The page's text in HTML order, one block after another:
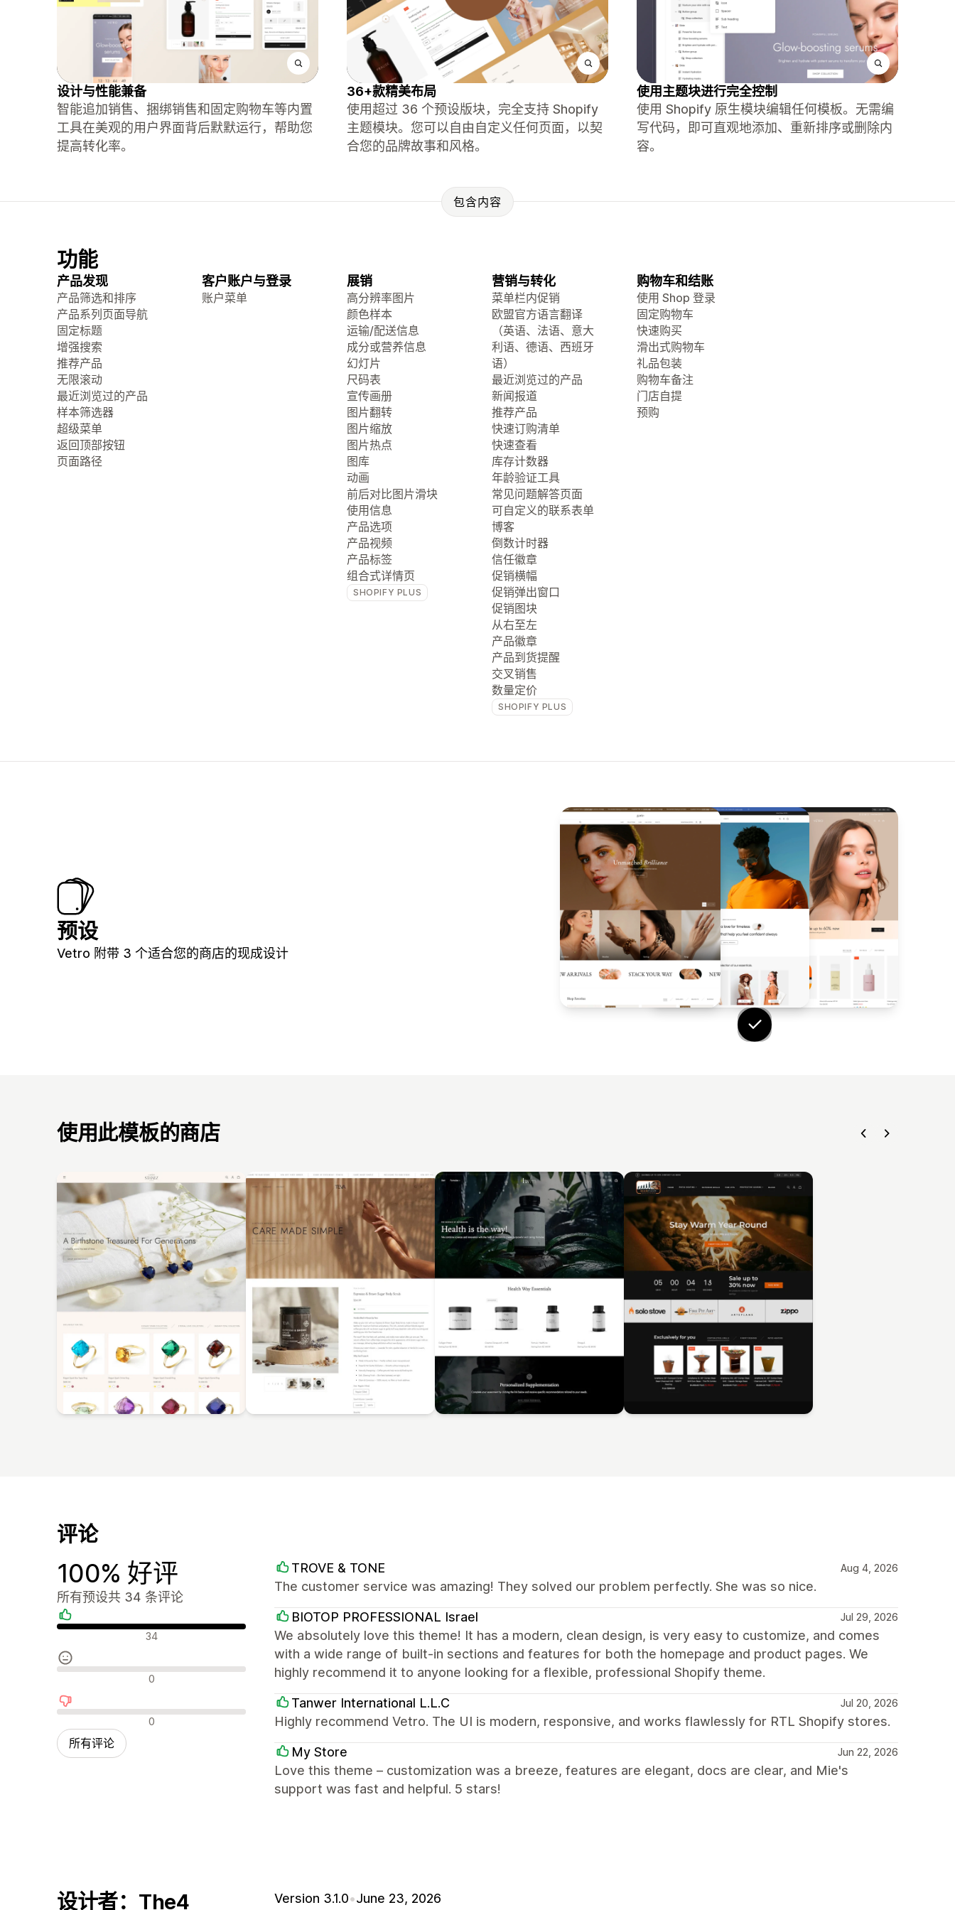
设计与性能兼备
智能追加销售、捆绑销售和固定购物车等内置
工具在美观的用户界面背后默默运行，帮助您
提高转化率。
36+款精美布局
使用超过 36 个预设版块，完全支持 Shopify
主题模块。您可以自由自定义任何页面，以契
合您的品牌故事和风格。
使用主题块进行完全控制
使用 Shopify 原生模块编辑任何模板。无需编
写代码，即可直观地添加、重新排序或删除内
容。
包含内容
功能
产品发现
产品筛选和排序
产品系列页面导航
固定标题
增强搜索
推荐产品
无限滚动
最近浏览过的产品
样本筛选器
超级菜单
返回顶部按钮
页面路径
客户账户与登录
账户菜单
展销
高分辨率图片
颜色样本
运输/配送信息
成分或营养信息
幻灯片
尺码表
宣传画册
图片翻转
图片缩放
图片热点
图库
动画
前后对比图片滑块
使用信息
产品选项
产品视频
产品标签
组合式详情页
SHOPIFY PLUS
营销与转化
菜单栏内促销
欧盟官方语言翻译
（英语、法语、意大
利语、德语、西班牙
语）
最近浏览过的产品
新闻报道
推荐产品
快速订购清单
快速查看
库存计数器
年龄验证工具
常见问题解答页面
可自定义的联系表单
博客
倒数计时器
信任徽章
促销横幅
促销弹出窗口
促销图块
从右至左
产品徽章
产品到货提醒
交叉销售
数量定价
SHOPIFY PLUS
购物车和结账
使用 Shop 登录
固定购物车
快速购买
滑出式购物车
礼品包装
购物车备注
门店自提
预购
预设
Vetro 附带 3 个适合您的商店的现成设计
使用此模板的商店
评论
100% 好评
所有预设共 34 条评论
好评 34
中评 0
差评 0
所有评论
TROVE & TONE Aug 4, 2026
The customer service was amazing! They solved our problem perfectly. She was so nice.
BIOTOP PROFESSIONAL Israel Jul 29, 2026
We absolutely love this theme! It has a modern, clean design, is very easy to customize, and comes
with a wide range of built-in sections and features for both the homepage and product pages. We
highly recommend it to anyone looking for a flexible, professional Shopify theme.
Tanwer International L.L.C Jul 20, 2026
Highly recommend Vetro. The UI is modern, responsive, and works flawlessly for RTL Shopify stores.
My Store Jun 22, 2026
Love this theme – customization was a breeze, features are elegant, docs are clear, and Mie's
support was fast and helpful. 5 stars!
设计者：The4 Version 3.1.0•June 23, 2026